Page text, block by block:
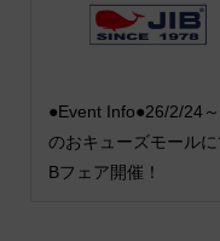
●Event Info●26/2/24
のおキューズモール
Bフェア開催！